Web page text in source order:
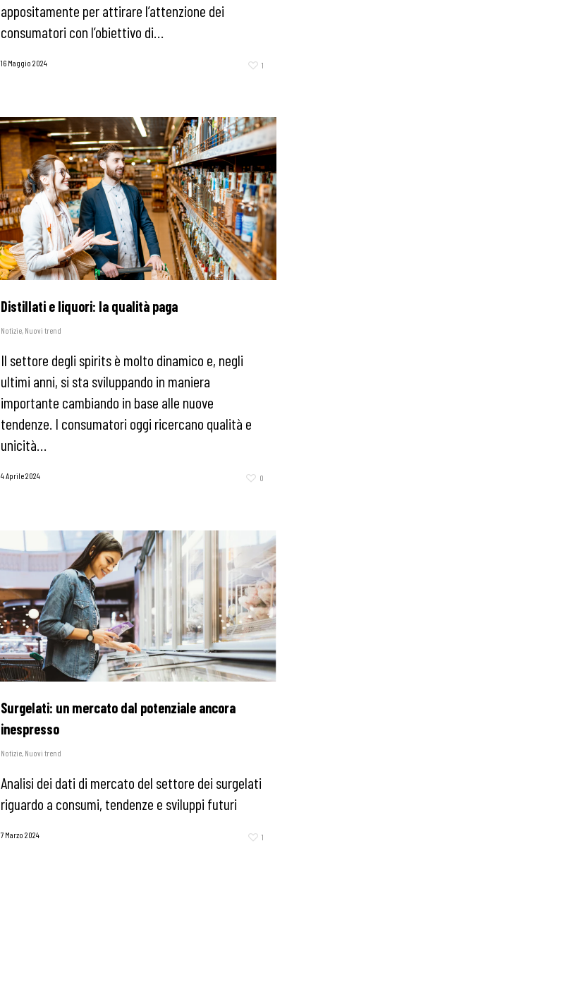
appositamente per attirare l’attenzione dei
consumatori con l’obiettivo di…
16 Maggio 2024 1
Distillati e liquori: la qualità paga
Notizie, Nuovi trend
Il settore degli spirits è molto dinamico e, negli
ultimi anni, si sta sviluppando in maniera
importante cambiando in base alle nuove
tendenze. I consumatori oggi ricercano qualità e
unicità…
4 Aprile 2024 0
Surgelati: un mercato dal potenziale ancora
inespresso
Notizie Nuovi trend
Analisi dei dati di mercato del settore dei surgelati
riguardo a consumi, tendenze e sviluppi futuri
7 Marzo 2024 1